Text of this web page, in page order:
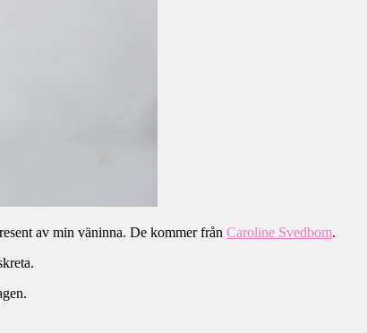
av min väninna. De kommer från Caroline Svedbom.